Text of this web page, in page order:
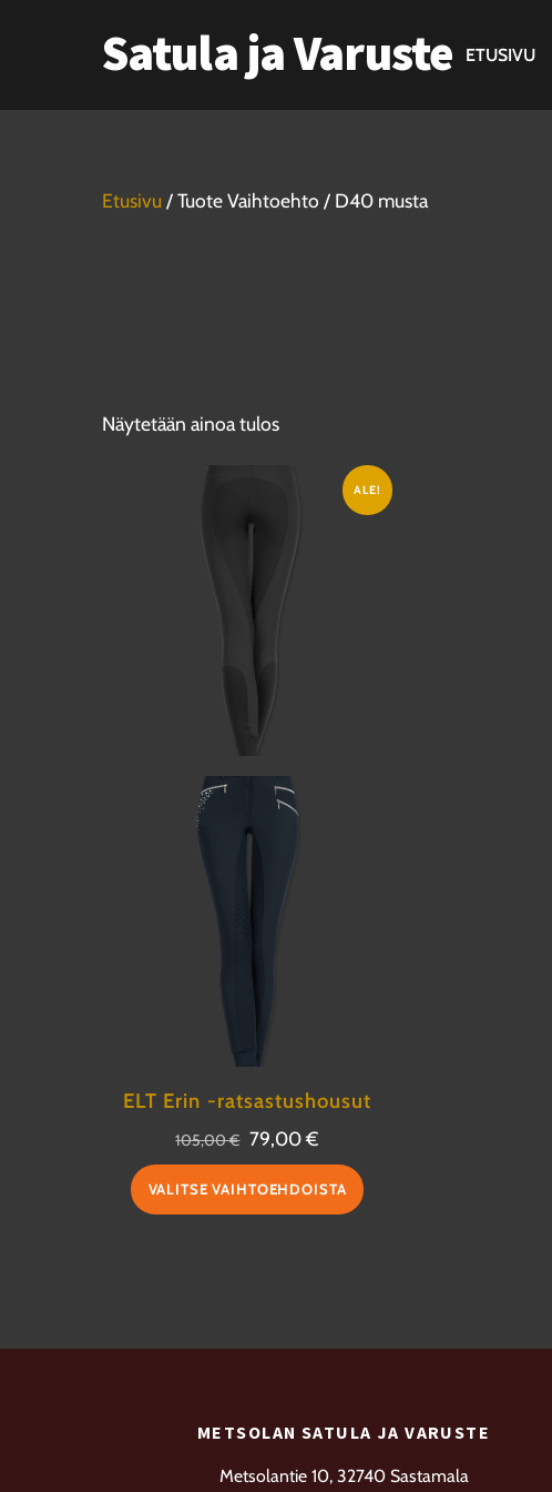
Satula ja Varuste ETUSIVU
Etusivu / Tuote Vaihtoehto / D40 musta
Näytetään ainoa tulos
ALE!
ELT Erin -ratsastushousut
105,00€ Alkuperäinen
hinta
oli:
79,00€Nykyinen
hinta
on:
VALITSE VAIHTOEHDOISTA
Tällä
tuotteen
sivulla.
METSOLAN SATULA JA VARUSTE
Metsolantie 10, 32740 Sastamala